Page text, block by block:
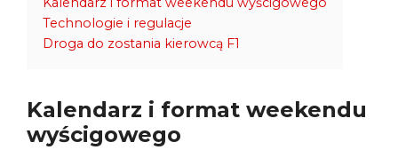
Technologie i regulacje
Droga do zostania kierowcą F1
Kalendarz i format weekendu
wyścigowego